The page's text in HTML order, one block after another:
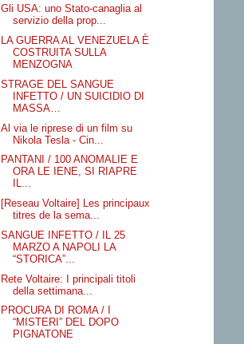
Gli USA: uno Stato-canaglia al
servizio della prop...
LA GUERRA AL VENEZUELA È
COSTRUITA SULLA
MENZOGNA
STRAGE DEL SANGUE
INFETTO / UN SUICIDIO DI
MASSA…
Al via le riprese di un film su
Nikola Tesla - Cin...
PANTANI / 100 ANOMALIE E
ORA LE IENE, SI RIAPRE
IL...
[Reseau Voltaire] Les principaux
titres de la sema...
SANGUE INFETTO / IL 25
MARZO A NAPOLI LA
“STORICA”...
Rete Voltaire: I principali titoli
della settimana...
PROCURA DI ROMA / I
“MISTERI” DEL DOPO
PIGNATONE